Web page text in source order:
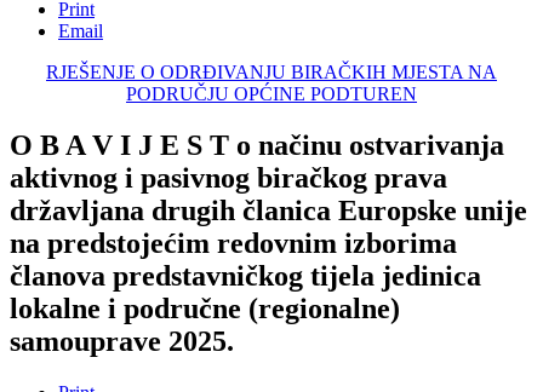
Print
Email
RJEŠENJE O ODRĐIVANJU BIRAČKIH MJESTA NA
PODRUČJU OPĆINE PODTUREN
O B A V I J E S T o načinu ostvarivanja
aktivnog i pasivnog biračkog prava
državljana drugih članica Europske unije
na predstojećim redovnim izborima
članova predstavničkog tijela jedinica
lokalne i područne (regionalne)
samouprave 2025.